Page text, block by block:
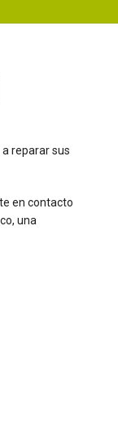
reparar sus
en contacto
una